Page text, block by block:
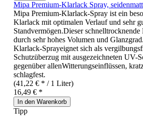
Mipa Premium-Klarlack Spray, seidenmatt
Mipa Premium-Klarlack-Spray ist ein
Klarlack mit optimalen Verlauf und sehr
Standvermögen.Dieser
durch sehr hohes Volumen und
Klarlack-Sprayeignet sich als
Schutzüberzug mit ausgezeichneten UV-
gegenüber allenWitterungseinflüssen,
schlagfest.
(41,22 € * / 1 Liter)
16,49 € *
In den Warenkorb
Tipp